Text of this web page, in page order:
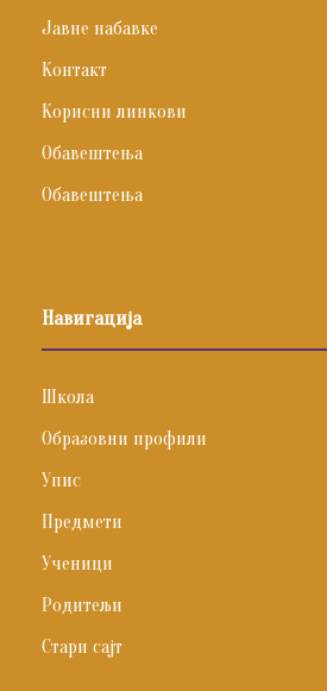
Јавне набавке
Контакт
Корисни линкови
Обавештења
Обавештења
Навигација
Школа
Образовни профили
Упис
Предмети
Ученици
Родитељи
Стари сајт